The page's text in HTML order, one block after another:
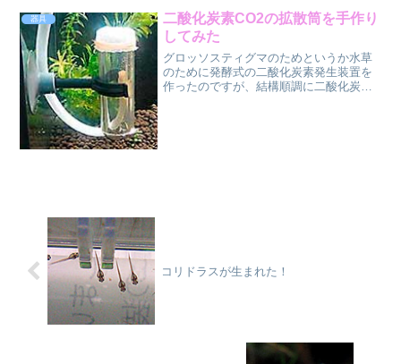
器具
二酸化炭素CO2の拡散筒を手作り
してみた
グロッソスティグマのためというか水草
のために発酵式の二酸化炭素発生装置を
作ったのですが、結構順調に二酸化炭素
コリドラスが生まれた！